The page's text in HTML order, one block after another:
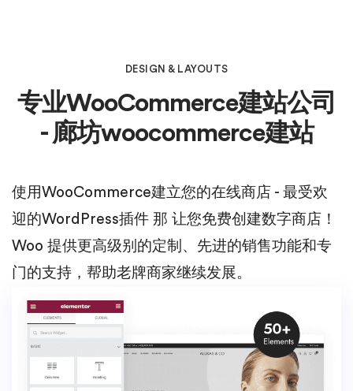
DESIGN & LAYOUTS
专业WooCommerce建站公司
- 廊坊woocommerce建站
使用WooCommerce建立您的在线商店 - 最受欢
迎的WordPress插件 那 让您免费创建数字商店！
Woo 提供更高级别的定制、先进的销售功能和专
门的支持，帮助老牌商家继续发展。